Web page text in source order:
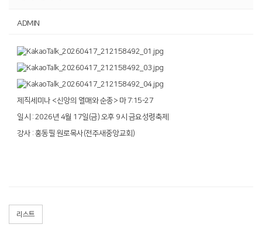
ADMIN
제직세미나 <신앙의 열매와 순종> 마 7:15-27
일시 : 2026년 4월 17일(금) 오후 9시 금요성령축제
강사 : 홍동필 원로목사(전주새중앙교회)
리스트